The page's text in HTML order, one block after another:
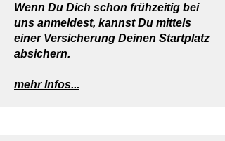
Wenn Du Dich schon frühzeitig bei
uns anmeldest, kannst Du mittels
einer Versicherung Deinen Startplatz
absichern.
mehr Infos...